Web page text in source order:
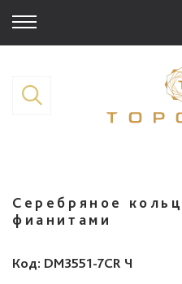
Серебряное
фианитами
Код: DM3551-7CR Ч